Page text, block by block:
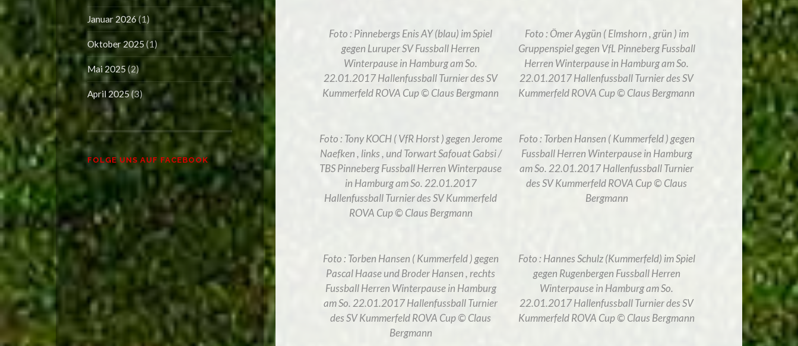
Januar 2026(1)
Oktober 2025(1)
Mai 2025(2)
April 2025(3)
FOLGE UNS AUF FACEBOOK
Foto : Pinnebergs Enis AY (blau) im Spiel
gegen Luruper SV Fussball Herren
Winterpause in Hamburg am So.
22.01.2017 Hallenfussball Turnier des SV
Kummerfeld ROVA Cup © Claus Bergmann
Foto : Ömer Aygün ( Elmshorn , grün ) im
Gruppenspiel gegen VfL Pinneberg Fussball
Herren Winterpause in Hamburg am So.
22.01.2017 Hallenfussball Turnier des SV
Kummerfeld ROVA Cup © Claus Bergmann
Foto : Tony KOCH ( VfR Horst ) gegen Jerome
Naefken , links , und Torwart Safouat Gabsi /
TBS Pinneberg Fussball Herren Winterpause
in Hamburg am So. 22.01.2017
Hallenfussball Turnier des SV Kummerfeld
ROVA Cup © Claus Bergmann
Foto : Torben Hansen ( Kummerfeld ) gegen
Fussball Herren Winterpause in Hamburg
am So. 22.01.2017 Hallenfussball Turnier
des SV Kummerfeld ROVA Cup © Claus
Bergmann
Foto : Torben Hansen ( Kummerfeld ) gegen
Pascal Haase und Broder Hansen , rechts
Fussball Herren Winterpause in Hamburg
am So. 22.01.2017 Hallenfussball Turnier
des SV Kummerfeld ROVA Cup © Claus
Bergmann
Foto : Hannes Schulz (Kummerfeld) im Spiel
gegen Rugenbergen Fussball Herren
Winterpause in Hamburg am So.
22.01.2017 Hallenfussball Turnier des SV
Kummerfeld ROVA Cup © Claus Bergmann